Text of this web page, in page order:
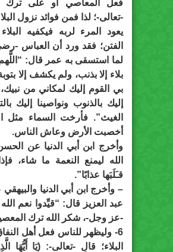
فعل المعاصي أو على ترك
-تعالى-؛ لذا فمن فوائد نزول
يعود المرء لربه فيكفيه
الفتن؛ فقد ورد أن العباس -
لما استسقى به عمر قال: “اللَّهم
بلاء إلا بذنب، ولم يكشف إلا
بي القوم إليك لمكاني من نبيك،
إليك بالذنوب ونواصينا إليك
الغيث”. فأرخت السماء مثل
أخصبت الأرض وعاش الناس.
وأخرج ابن أبي الدنيا عن
الله ليمنع النعمة ما شاء،
قـَلَبَها عذابًا”.
– وأخرج ابن أبي الدنيا
عبد العزيز قال: “قيِّدوا نعم
-عز وجل-، شكر الله ترك
6- وليظهر للناس فعل أهل
البلاء؛ قال -تعالى-: (يَا أَيُّهَا